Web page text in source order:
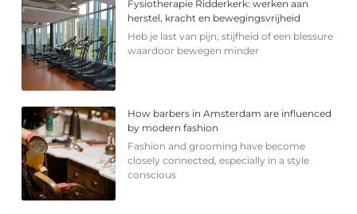
Fysiotherapie Ridderkerk: werken aan
herstel, kracht en bewegingsvrijheid
Heb je last van pijn, stijfheid of een blessure
waardoor bewegen minder
How barbers in Amsterdam are influenced
by modern fashion
Fashion and grooming have become
closely connected, especially in a style
conscious